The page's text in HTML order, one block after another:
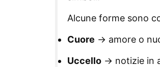
Alcune forme sono
Cuore → amore o
Uccello → notizie in